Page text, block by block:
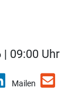
09:00 Uhr
Mailen